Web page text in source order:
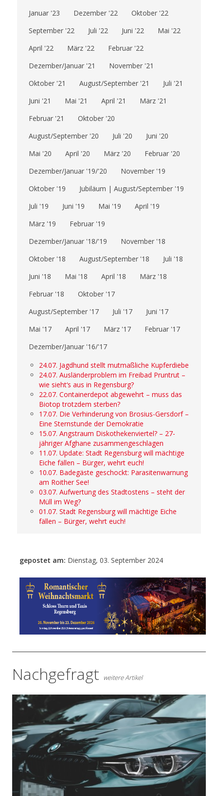
Januar '23 Dezember '22
Oktober '22
September '22
Juli '22 Juni '22
Mai '22
April '22
März '22
Februar '22
Dezember/Januar '21
November '21
Oktober '21
August/September '21
Juli '21
Juni '21
Mai '21 April '21
März '21
Februar '21
Oktober '20
August/September '20
Juli '20
Juni '20
Mai '20
April '20 März '20
Februar '20
Dezember/Januar '19/'20
November '19
Oktober '19
Jubiläum | August/September '19
Juli '19
Juni '19 Mai '19
April '19
März '19
Februar '19
Dezember/Januar '18/'19
November '18
Oktober '18
August/September '18
Juli '18
Juni '18
Mai '18 April '18
März '18
Februar '18
Oktober '17
August/September '17
Juli '17
Juni '17
Mai '17
April '17 März '17
Februar '17
Dezember/Januar '16/'17
24.07. Jagdhund stellt mutmaßliche Kupferdiebe
24.07. Ausländerproblem im Freibad Pruntrut –
wie sieht‘s aus in Regensburg?
22.07. Containerdepot abgewehrt – muss das
Biotop trotzdem sterben?
17.07. Die Verhinderung von Brosius-Gersdorf –
Eine Sternstunde der Demokratie
15.07. Angstraum Diskothekenviertel? – 27-
jähriger Afghane zusammengeschlagen
11.07. Update: Stadt Regensburg will mächtige
Eiche fällen – Bürger, wehrt euch!
10.07. Badegäste geschockt: Parasitenwarnung
am Roither See!
03.07. Aufwertung des Stadtostens – steht der
Müll im Weg?
01.07. Stadt Regensburg will mächtige Eiche
fällen – Bürger, wehrt euch!
gepostet am: Dienstag, 03. September 2024
- Anzeige -
Nachgefragt weitere Artikel